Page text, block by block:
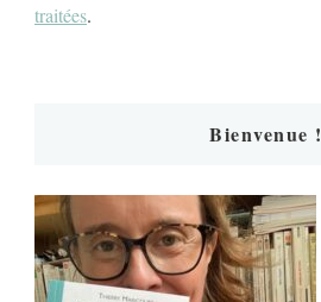
traitées.
Bienvenue !